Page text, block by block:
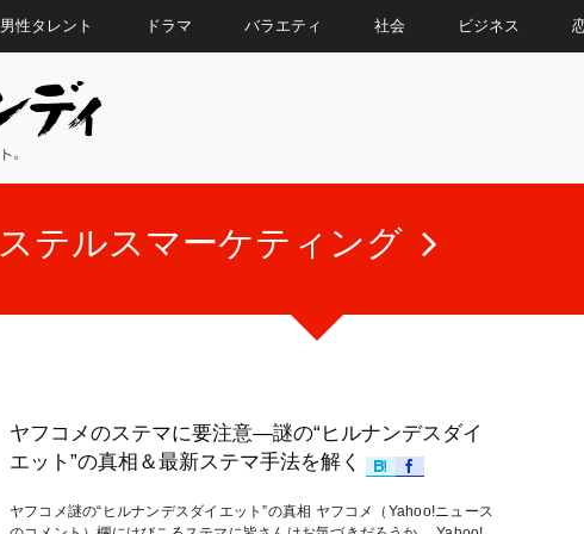
男性タレント ドラマ バラエティ 社会 ビジネス
ステルスマーケティング
ヤフコメのステマに要注意―謎の“ヒルナンデスダイ
エット”の真相＆最新ステマ手法を解く
ヤフコメ謎の“ヒルナンデスダイエット”の真相 ヤフコメ（Yahoo!ニュース